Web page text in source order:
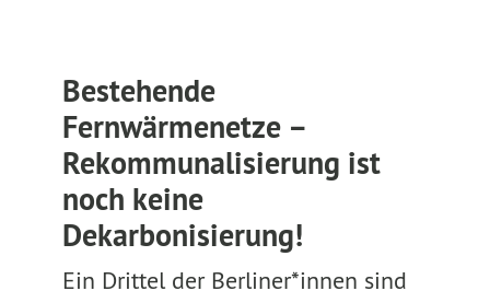
Bestehende
Fernwärmenetze –
Rekommunalisierung ist
noch keine
Dekarbonisierung!
Ein Drittel der Berliner*innen sind